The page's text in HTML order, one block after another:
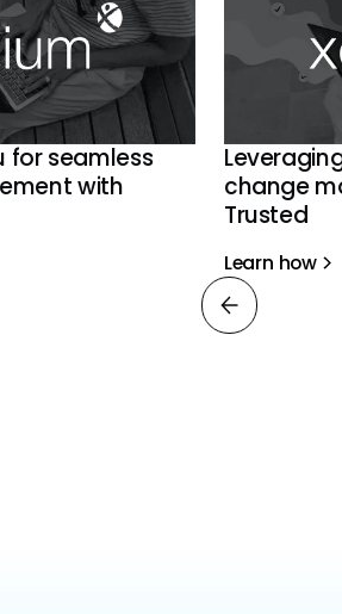
for seamless
with
change
Trusted
Learn how